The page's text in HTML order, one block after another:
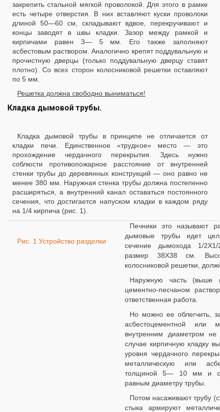
закрепить стальной мягкой проволокой. Для этого в рамке
есть четыре отверстия. В них вставляют куски проволоки
длиной 50—60 см, складывают вдвое, перекручивают и
концы заводят в швы кладки. Зазор между рамкой и
кирпичами равен 3— 5 мм. Его также заполняют
асбестовым раствором. Аналогично крепят поддувальную и
прочистную дверцы (только поддувальную дверцу ставят
плотно). Со всех сторон колосниковой решетки оставляют
по 5 мм.
Решетка должна свободно выниматься!
Кладка дымовой трубы.
Кладка дымовой трубы в принципе не отличается от
кладки печи. Единственное «трудное» место — это
прохождение чердачного перекрытия. Здесь нужно
соблюсти противопожарное расстояние от внутренней
стенки трубы до деревянных конструкций — оно равно не
менее 380 мм. Наружная стенка трубы должна постепенно
расширяться, а внутренний канал оставаться постоянного
сечения, что достигается напуском кладки в каждом ряду
на 1/4 кирпича (рис. 1).
Рис. 1 Устройство разделки
Печники это называют
дымовые трубы идет
сечение дымохода 1/
размер 38X38 см.
колосниковой решетки,
Наружную часть (выше
цементно-песчаном
ответственная работа.
Но можно ее облегчить,
асбестоцементной или
внутренним диаметром
случае кирпичную кладку
уровня чердачного
металлическую или
толщиной 5— 10 мм и с
равным диаметру трубы.
Потом насаживают трубу
стыка армируют